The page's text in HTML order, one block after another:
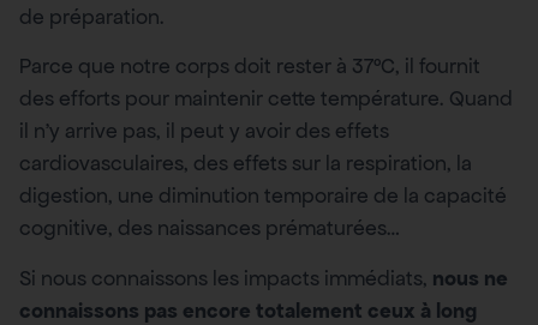
de préparation.
Parce que notre corps doit rester à 37°C, il fournit
des efforts pour maintenir cette température. Quand
il n’y arrive pas, il peut y avoir des effets
cardiovasculaires, des effets sur la respiration, la
digestion, une diminution temporaire de la capacité
cognitive, des naissances prématurées…
Si nous connaissons les impacts immédiats, nous ne
connaissons pas encore totalement ceux à long